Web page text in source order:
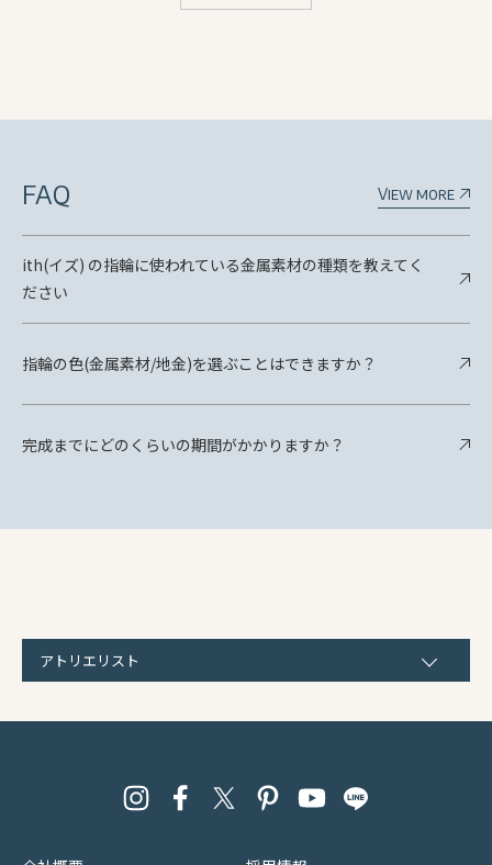
FAQ View more
ith(イズ) の指輪に使われている金属素材の種類を教えてく
ださい
指輪の色(金属素材/地金)を選ぶことはできますか？
完成までにどのくらいの期間がかかりますか？
アトリエリスト